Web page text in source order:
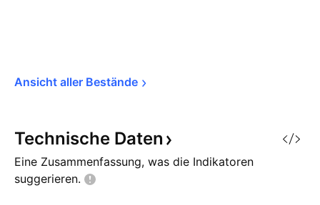
Ansicht aller Bestände
Technische Daten
Eine Zusammenfassung, was die Indikatoren
suggerieren.